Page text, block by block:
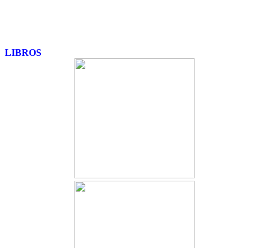
LIBROS